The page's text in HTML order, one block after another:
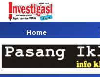
Home